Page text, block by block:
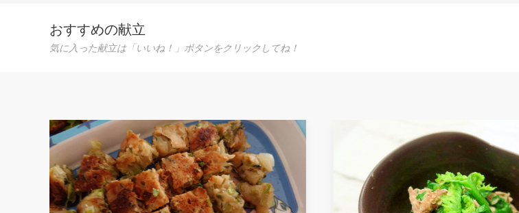
おすすめの献立
気に入った献立は「いいね！」ボタンをクリックしてね！